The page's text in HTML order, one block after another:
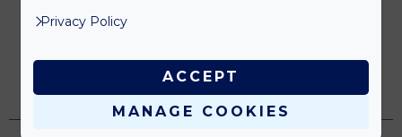
Description
Additional information
Privacy Policy
MANAGE COOKIES
ACCEPT